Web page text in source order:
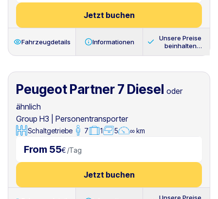
Jetzt buchen
Fahrzeugdetails Informationen
Unsere Preise
beinhalten
Peugeot Partner 7 Diesel oder
ähnlich
Group H3
Personentransporter
Schaltgetriebe 7 1 5 ∞ km
From 55€ /Tag
Jetzt buchen